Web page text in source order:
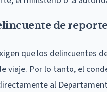
de
que los delincuentes
viaje. Por lo tanto, el
al